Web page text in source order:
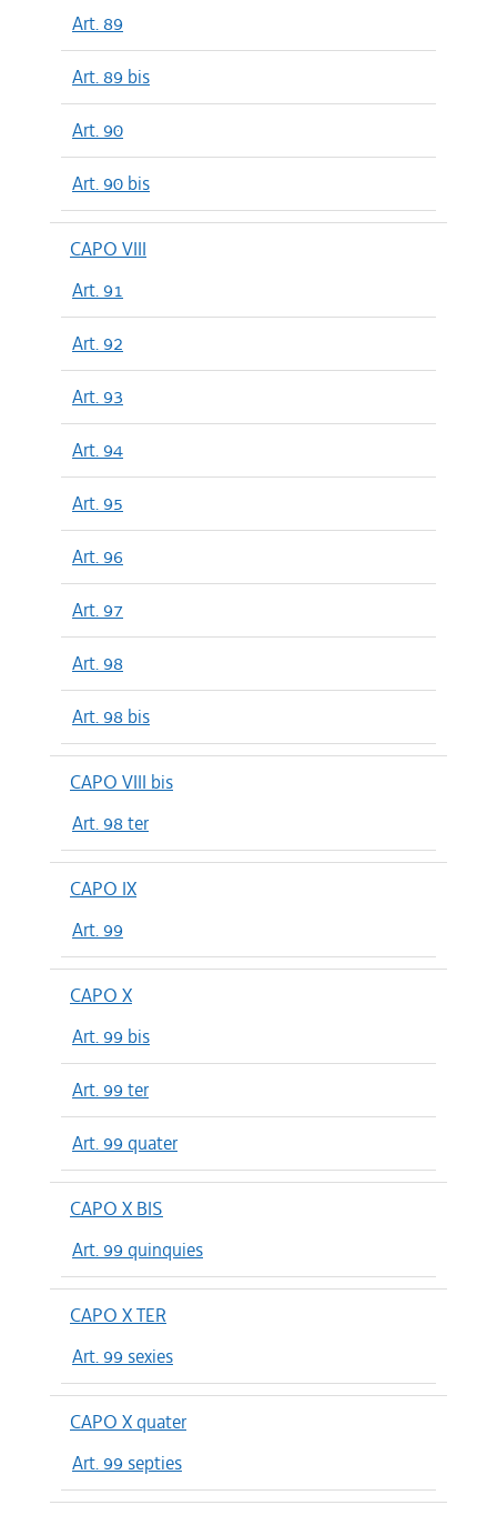
Art. 89
Art. 89 bis
Art. 90
Art. 90 bis
CAPO VIII
Art. 91
Art. 92
Art. 93
Art. 94
Art. 95
Art. 96
Art. 97
Art. 98
Art. 98 bis
CAPO VIII bis
Art. 98 ter
CAPO IX
Art. 99
CAPO X
Art. 99 bis
Art. 99 ter
Art. 99 quater
CAPO X BIS
Art. 99 quinquies
CAPO X TER
Art. 99 sexies
CAPO X quater
Art. 99 septies